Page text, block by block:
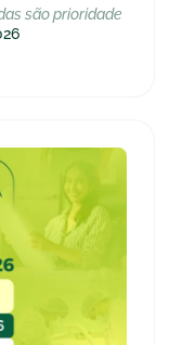
são prioridade